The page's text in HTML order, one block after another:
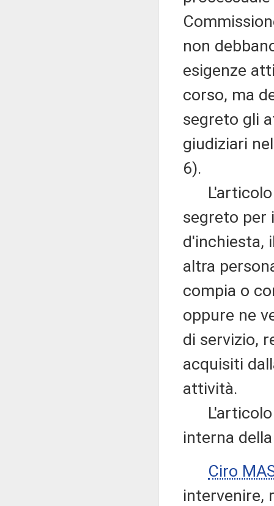
non
esigenze
corso, ma
segreto gli
giudiziari
6).
L'articolo
segreto per
d'inchiesta,
altra
compia o
oppure ne
di servizio,
acquisiti
attività.
L'articolo
interna
Ciro
intervenire,